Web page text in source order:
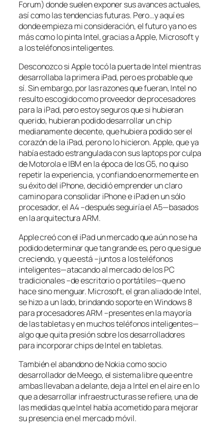
Forum) donde suelen exponer sus avances actuales,
así como las tendencias futuras. Pero…y aquí es
donde empieza mi consideración, el futuro ya no es
más como lo pinta Intel, gracias a Apple, Microsoft y
a los teléfonos inteligentes.
Desconozco si Apple tocó la puerta de Intel mientras
desarrollaba la primera iPad, pero es probable que
sí. Sin embargo, por las razones que fueran, Intel no
resulto escogido como proveedor de procesadores
para la iPad, pero estoy seguros que si hubieran
querido, hubieran podido desarrollar un chip
medianamente decente, que hubiera podido ser el
corazón de la iPad, pero no lo hicieron. Apple, que ya
había estado estrangulada con sus laptops por culpa
de Motorola e IBM en la época de los G5, no quiso
repetir la experiencia, y confiando enormemente en
su éxito del iPhone, decidió emprender un claro
camino para consolidar iPhone e iPad en un sólo
procesador, el A4 –después seguiría el A5—basados
en la arquitectura ARM.
Apple creó con el iPad un mercado que aún no se ha
podido determinar que tan grande es, pero que sigue
creciendo, y que está –juntos a los teléfonos
inteligentes—atacando al mercado de los PC
tradicionales –de escritorio o portátiles—que no
hace sino menguar. Microsoft, el gran aliado de Intel,
se hizo a un lado, brindando soporte en Windows 8
para procesadores ARM –presentes en la mayoría
de las tabletas y en muchos teléfonos inteligentes—
algo que quita presión sobre los desarrolladores
para incorporar chips de Intel en tabletas.
También el abandono de Nokia como socio
desarrollador de Meego, el sistema libre que entre
ambas llevaban a delante, deja a Intel en el aire en lo
que a desarrollar infraestructuras se refiere, una de
las medidas que Intel había acometido para mejorar
su presencia en el mercado móvil.